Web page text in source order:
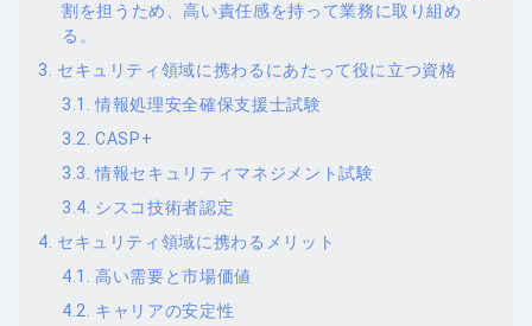
割を担うため、高い責任感を持って業務に取り組め
る。
セキュリティ領域に携わるにあたって役に立つ資格
情報処理安全確保支援士試験
CASP+
情報セキュリティマネジメント試験
シスコ技術者認定
セキュリティ領域に携わるメリット
高い需要と市場価値
キャリアの安定性